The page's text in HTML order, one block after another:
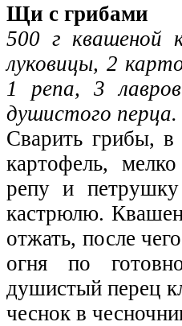
Щи с грибами
500 г квашеной
луковицы, 2
1 репа, 3
душистого перца.
Сварить грибы, в
картофель,
репу и
кастрюлю.
отжать, после
огня по
душистый перец
чеснок в